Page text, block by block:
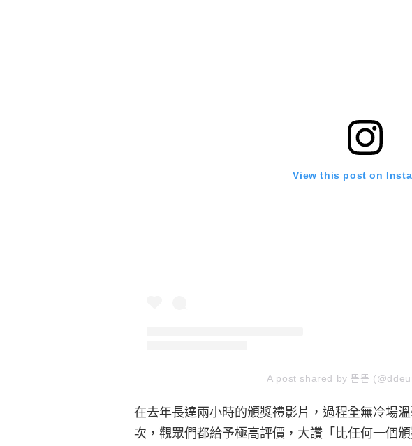
View this post on
A post shared by 뜬뜬
在去年長達兩小時的頒獎禮影片，過程全無冷場
次，觀眾們都給予極高評價，大讚「比任何一個